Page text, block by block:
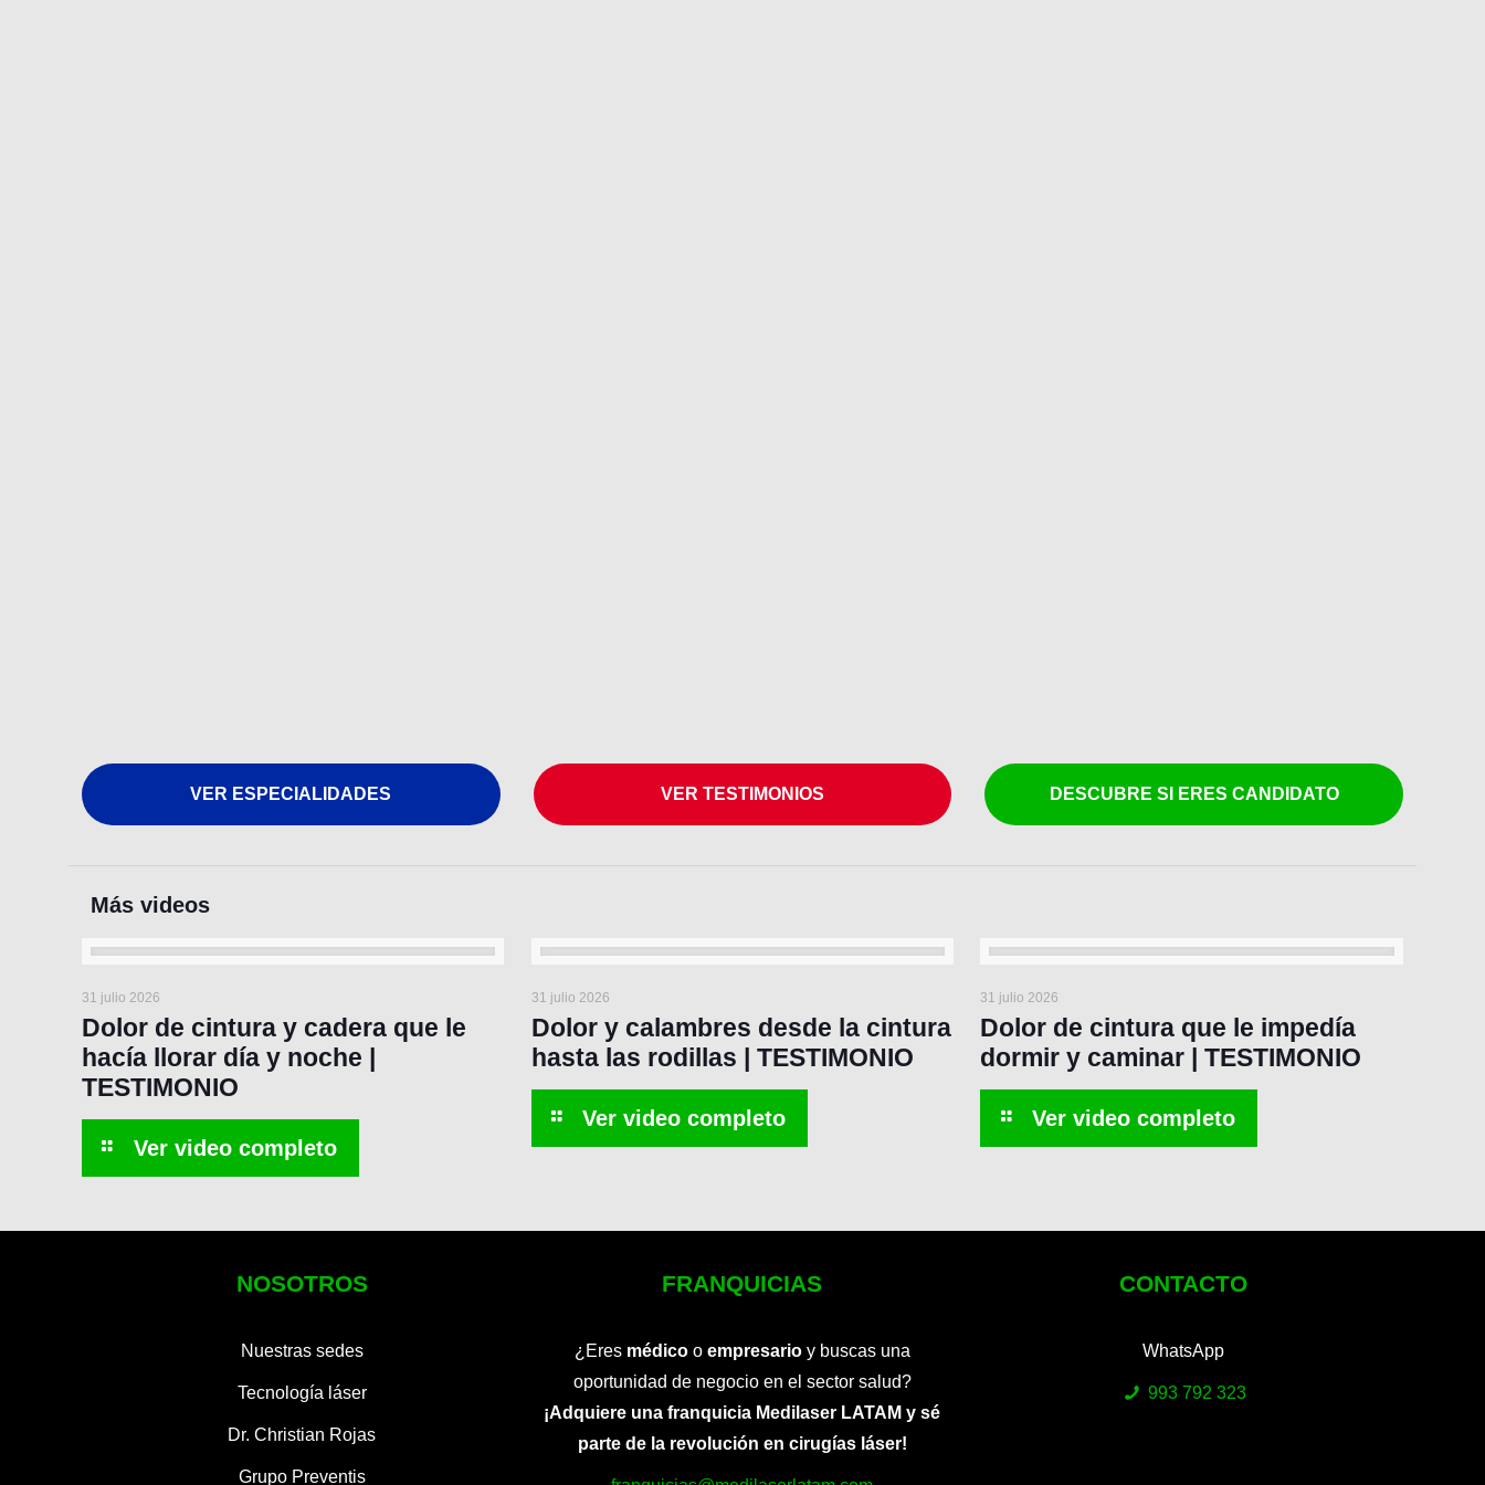
VER ESPECIALIDADES VER TESTIMONIOS DESCUBRE SI ERES CANDIDATO
31 julio 2026
Dolor de cintura y cadera que le
hacía llorar día y noche |
TESTIMONIO
31 julio 2026
Dolor y calambres desde la cintura
hasta las rodillas | TESTIMONIO
31 julio 2026
Dolor de cintura que le impedía
dormir y caminar | TESTIMONIO
NOSOTROS
Nuestras sedes
Tecnología láser
Dr. Christian Rojas
Grupo Preventis
FRANQUICIAS
¿Eres médicoo empresarioy buscas una
oportunidad de negocio en el sector salud?
¡Adquiere una franquicia Medilaser LATAM y sé
parte de la revolución en cirugías láser!
CONTACTO
WhatsApp
993 792 323